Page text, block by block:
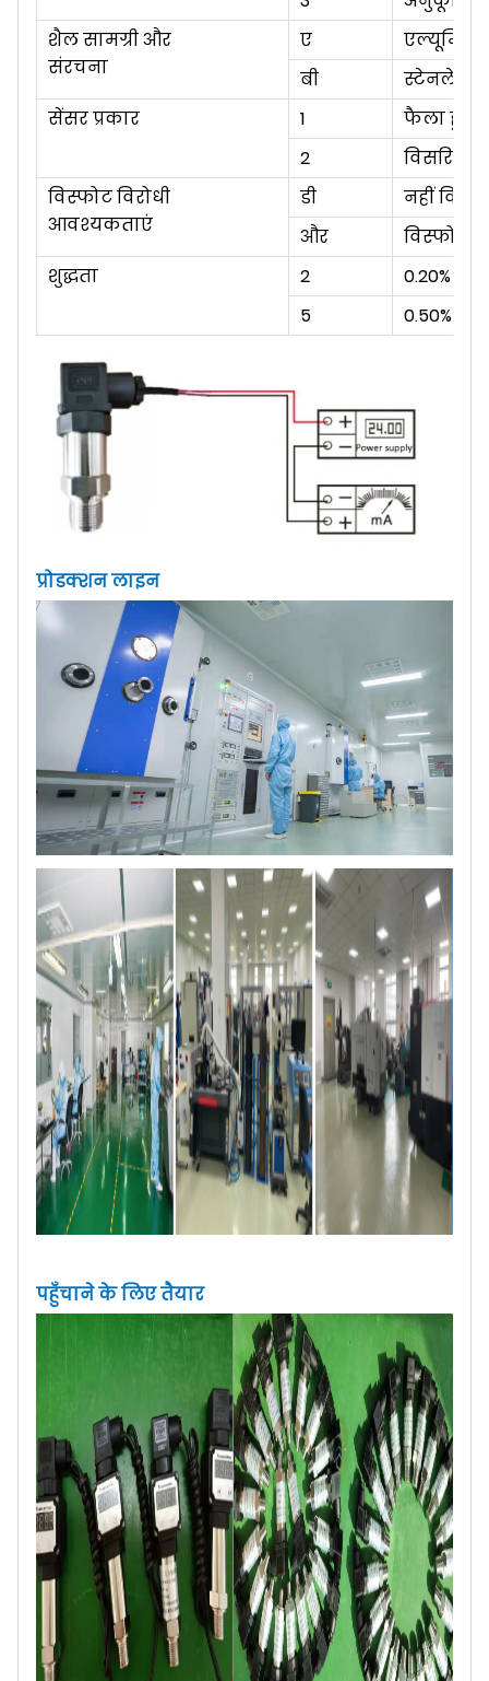
शैल सामग्री और
संरचना
ए
बी
स्टेनलेस
सेंसर प्रकार
1
फैला हुआ
2
विसरित
विस्फोट विरोधी
आवश्यकताएं
डी नहीं
और
विस्फोट
शुद्धता
2
0.20%
5
0.50%
प्रोडक्शन लाइन
पहुँचाने के लिए तैयार